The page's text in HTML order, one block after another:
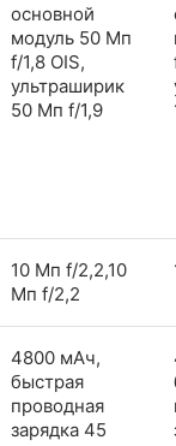
основной
модуль 50 Мп
f/1,8 OIS,
ультраширик
50 Мп f/1,9
10 Мп f/2,2,10
Мп f/2,2
4800 мАч,
быстрая
проводная
зарядка 45